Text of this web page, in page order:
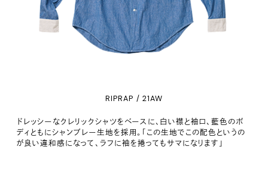
RIPRAP / 21AW
ドレッシーなクレリックシャツをベースに、白い襟と袖口、藍色のボ
ディともにシャンブレー生地を採用。「この生地でこの配色というの
が良い違和感になって、ラフに袖を捲ってもサマになります」